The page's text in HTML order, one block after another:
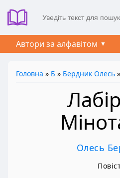
Автори за алфавітом
Головна » Б » Бердник Олесь
Олесь